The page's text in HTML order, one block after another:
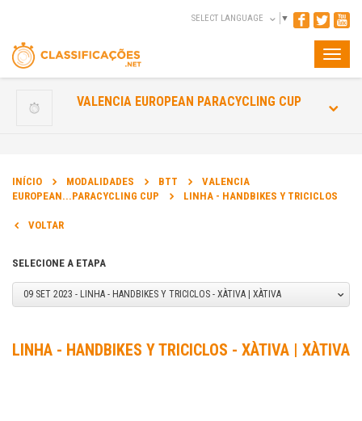
Toggle
SELECT LANGUAGE ▼
VALENCIA EUROPEAN PARACYCLING CUP
INÍCIO MODALIDADES BTT
VALENCIA
EUROPEAN...PARACYCLING CUP
LINHA - HANDBIKES Y TRICICLOS
VOLTAR
SELECIONE A ETAPA
09 SET 2023 - LINHA - HANDBIKES Y TRICICLOS - XÀTIVA | XÀTIVA
LINHA - HANDBIKES Y TRICICLOS - XÀTIVA | XÀTIVA